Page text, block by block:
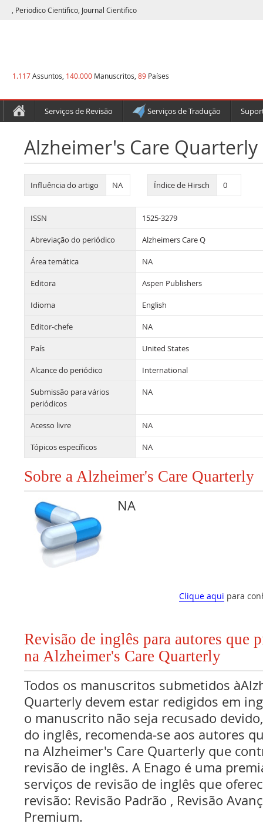
, Periodico Cientifico, Journal Cientifico
1.117Assuntos, 140.000 Manuscritos, 89 Países
Serviços de Revisão Serviços de Tradução
Alzheimer's Care Quarterly
Influência do artigo NA Índice de Hirsch 0
ISSN 1525-3279
Abreviação do periódico Alzheimers Care Q
Área temática NA
Editora Aspen Publishers
Idioma English
Editor-chefe NA
País United States
Alcance do periódico International
Submissão para vários
periódicos
NA
Acesso livre NA
Tópicos específicos NA
Sobre a Alzheimer's Care Quarterly
NA
Clique aqui para
Revisão de inglês para autores que
na Alzheimer's Care Quarterly
Todos os manuscritos submetidos
Quarterly devem estar redigidos em
o manuscrito não seja recusado
do inglês, recomenda-se aos autores
na Alzheimer's Care Quarterly que
revisão de inglês. A Enago é uma
serviços de revisão de inglês que
revisão: Revisão Padrão , Revisão
Premium.